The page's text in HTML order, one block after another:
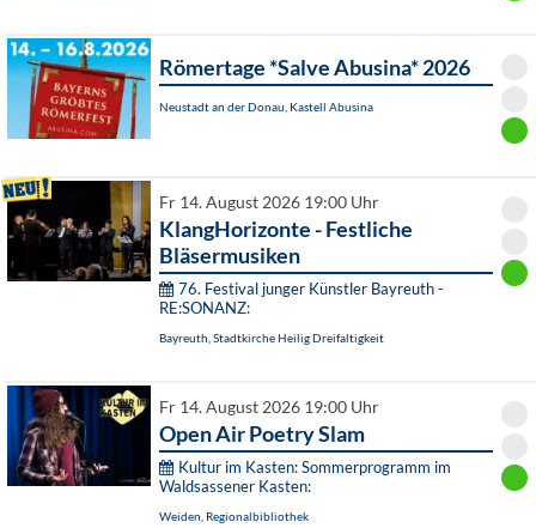
Römertage *Salve Abusina* 2026
Neustadt an der Donau, Kastell Abusina
Fr 14. August 2026 19:00 Uhr
KlangHorizonte - Festliche
Bläsermusiken
76. Festival junger Künstler Bayreuth -
RE:SONANZ:
Bayreuth, Stadtkirche Heilig Dreifaltigkeit
Fr 14. August 2026 19:00 Uhr
Open Air Poetry Slam
Kultur im Kasten: Sommerprogramm im
Waldsassener Kasten:
Weiden, Regionalbibliothek